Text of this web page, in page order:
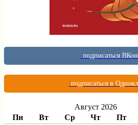
подписаться
подписаться в
Август 2026
Пн
Вт Ср Чт Пт